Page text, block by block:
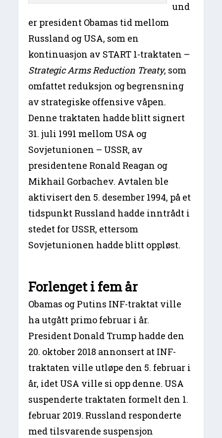
und
er president Obamas tid mellom
Russland og USA, som en
kontinuasjon av START 1-traktaten –
Strategic Arms Reduction Treaty, som
omfattet reduksjon og begrensning
av strategiske offensive våpen.
Denne traktaten hadde blitt signert
31. juli 1991 mellom USA og
Sovjetunionen – USSR, av
presidentene Ronald Reagan og
Mikhail Gorbachev. Avtalen ble
aktivisert den 5. desember 1994, på et
tidspunkt Russland hadde inntrådt i
stedet for USSR, ettersom
Sovjetunionen hadde blitt oppløst.
Forlenget i fem år
Obamas og Putins INF-traktat ville
ha utgått primo februar i år.
President Donald Trump hadde den
20. oktober 2018 annonsert at INF-
traktaten ville utløpe den 5. februar i
år, idet USA ville si opp denne. USA
suspenderte traktaten formelt den 1.
februar 2019. Russland responderte
med tilsvarende suspensjon